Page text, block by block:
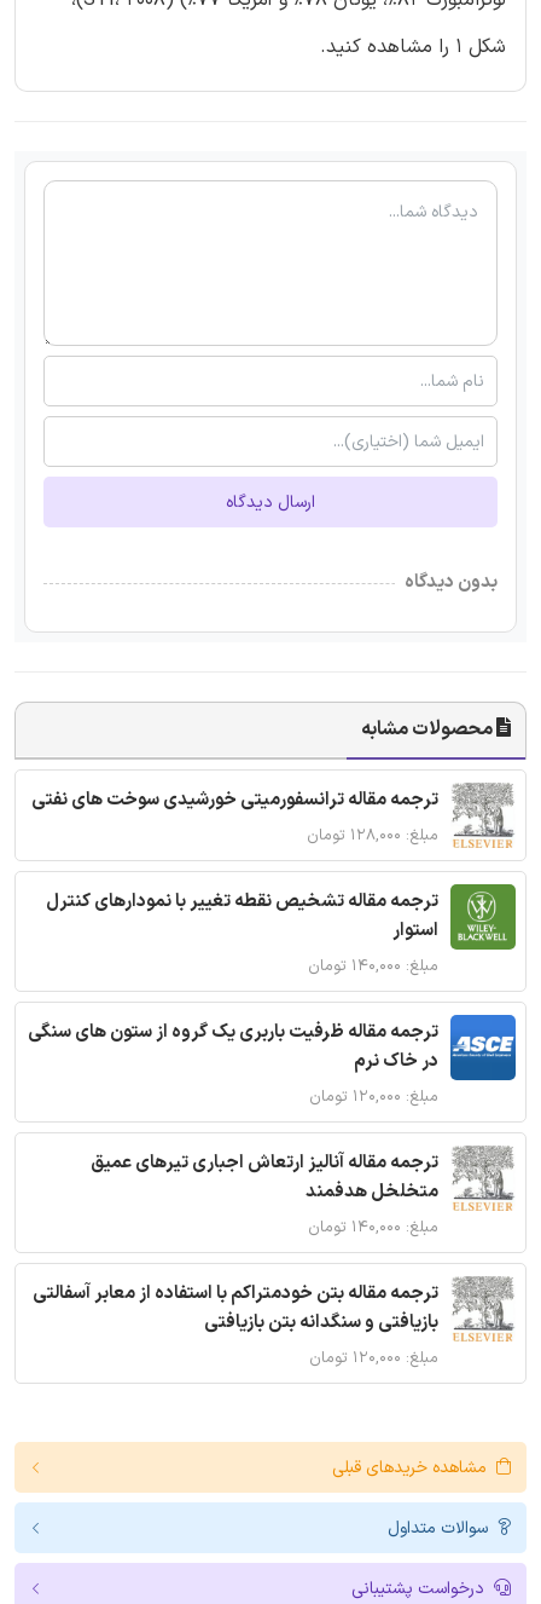
شکل 1 را مشاهده کنید.
ارسال دیدگاه
بدون دیدگاه
محصولات مشابه
ترجمه مقاله ترانسفورمیتی خورشیدی سوخت های نفتی
مبلغ: ۱۲۸,۰۰۰ تومان
ترجمه مقاله تشخیص نقطه تغییر با نمودارهای کنترل
استوار
مبلغ: ۱۴۰,۰۰۰ تومان
ترجمه مقاله ظرفیت باربری یک گروه از ستون های سنگی
در خاک نرم
مبلغ: ۱۲۰,۰۰۰ تومان
ترجمه مقاله آنالیز ارتعاش اجباری تیرهای عمیق
متخلخل هدفمند
مبلغ: ۱۴۰,۰۰۰ تومان
ترجمه مقاله بتن خودمتراکم با استفاده از معابر آسفالتی
بازیافتی و سنگدانه بتن بازیافتی
مبلغ: ۱۲۰,۰۰۰ تومان
مشاهده خریدهای قبلی
سوالات متداول
درخواست پشتیبانی